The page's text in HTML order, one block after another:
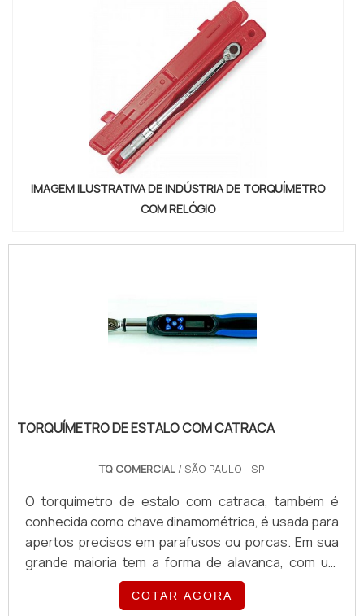
IMAGEM ILUSTRATIVA DE INDÚSTRIA DE TORQUÍMETRO
COM RELÓGIO
TORQUÍMETRO DE ESTALO COM CATRACA
TQ COMERCIAL / SÃO PAULO - SP
O torquímetro de estalo com catraca, também é
conhecida como chave dinamométrica, é usada para
apertos precisos em parafusos ou porcas. Em sua
grande maioria tem a forma de alavanca, com um
quadrado em sua ponta onde se podem encaixar
várias medidas de soquetes, normalmente quando
COTAR AGORA